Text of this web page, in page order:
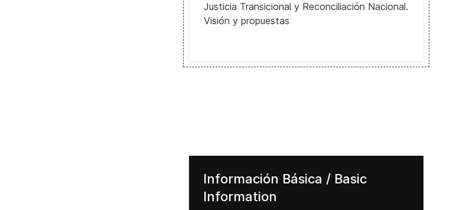
Justicia Transicional y Reconciliación Nacional.
Visión y propuestas
Información Básica / Basic
Information